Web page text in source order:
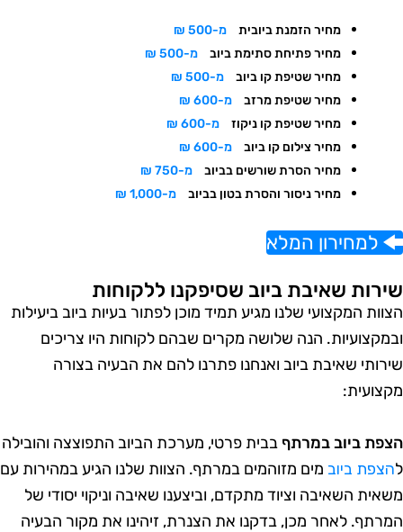
מחיר הזמנת ביובית
מ-500 ₪
מחיר פתיחת סתימת ביוב
מ-500 ₪
מחיר שטיפת קו ביוב
מ-500 ₪
מחיר שטיפת מרזב
מ-600 ₪
מחיר שטיפת קו ניקוז
מ-600 ₪
מחיר צילום קו ביוב
מ-600 ₪
מחיר הסרת שורשים בביוב
מ-750 ₪
מחיר ניסור והסרת בטון בביוב
מ-1,000 ₪
למחירון המלא
שאיבת ביוב שסיפקנו ללקוחות
המקצועי שלנו מגיע תמיד מוכן לפתור בעיות ביוב ביעילות
הנה שלושה מקרים שבהם לקוחות היו צריכים
שאיבת ביוב ואנחנו פתרנו להם את הבעיה בצורה
ביוב במרתףבבית פרטי, מערכת הביוב התפוצצה והובילה
הצפת ביובמים מזוהמים במרתף. הצוות שלנו הגיע במהירות עם
השאיבה וציוד מתקדם, וביצענו שאיבה וניקוי יסודי של
לאחר מכן, בדקנו את הצנרת, זיהינו את מקור הבעיה